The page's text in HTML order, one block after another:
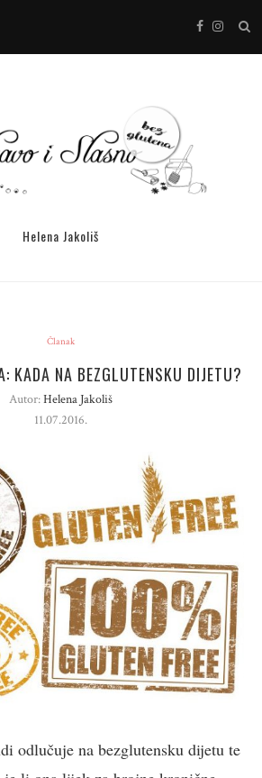
Helena Jakoliš
Članak
KADA NA BEZGLUTENSKU DIJETU?
Autor:Helena Jakoliš
11.07.2016.
odlučuje na bezglutensku dijetu te